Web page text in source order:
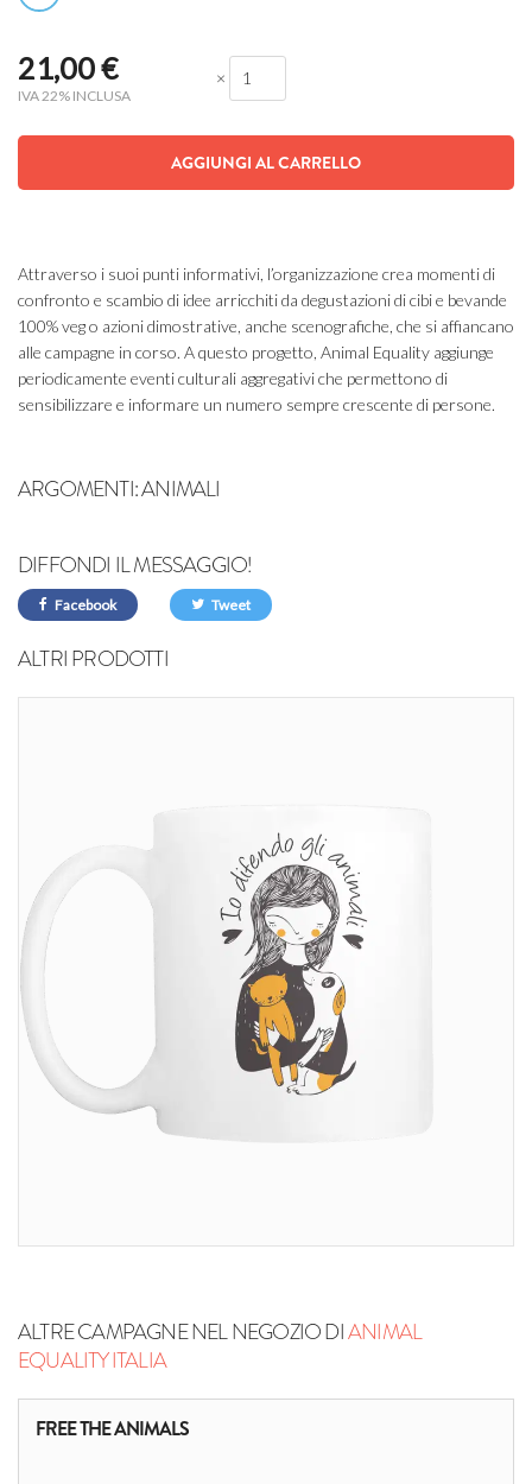
21,00€
IVA 22% INCLUSA
×
AGGIUNGI AL CARRELLO
Attraverso i suoi punti informativi, l’organizzazione crea momenti di
confronto e scambio di idee arricchiti da degustazioni di cibi e bevande
100% veg o azioni dimostrative, anche scenografiche, che si affiancano
alle campagne in corso. A questo progetto, Animal Equality aggiunge
periodicamente eventi culturali aggregativi che permettono di
sensibilizzare e informare un numero sempre crescente di persone.
ARGOMENTI:ANIMALI
DIFFONDI IL MESSAGGIO!
Facebook Tweet
ALTRI PRODOTTI
ALTRE CAMPAGNE NEL NEGOZIO DIANIMAL
EQUALITY ITALIA
FREE THE ANIMALS